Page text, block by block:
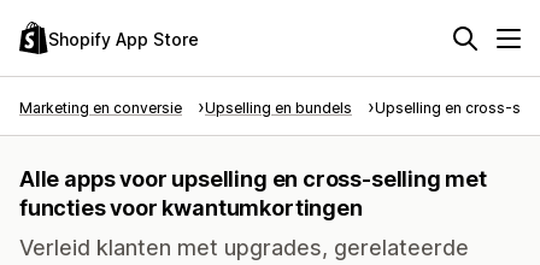
Shopify App Store
Marketing en conversie Upselling en bundels Upselling en cross-
Alle apps voor upselling en cross-selling met
functies voor kwantumkortingen
Verleid klanten met upgrades, gerelateerde